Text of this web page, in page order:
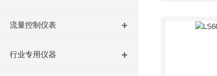
流量控制仪表
行业专用仪器